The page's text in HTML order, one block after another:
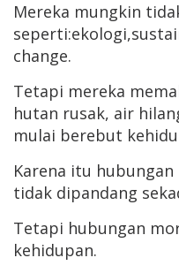
Mereka mungkin
change.
Tetapi mereka
hutan rusak, air
mulai berebut
Karena itu
tidak dipandang
Tetapi hubungan
kehidupan.